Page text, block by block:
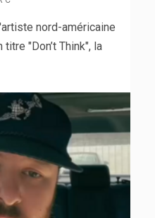
nord-américaine
"Don’t Think", la